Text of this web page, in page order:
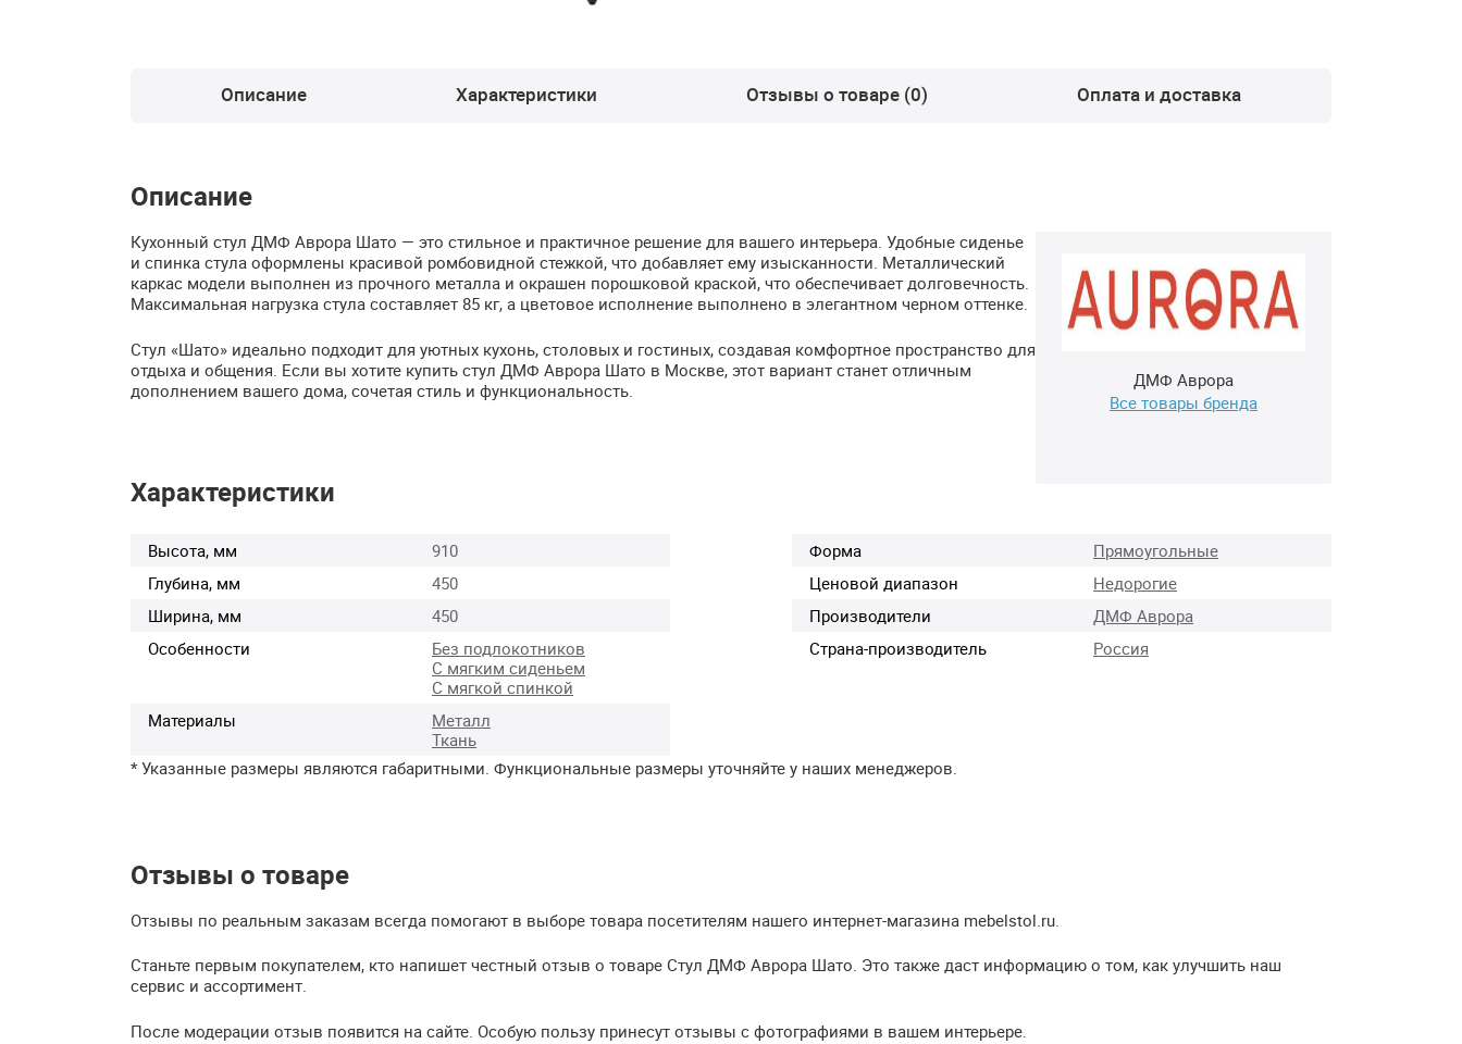
Описание Характеристики Отзывы о товаре (0) Оплата и доставка
Описание
ДМФ Аврора
Все товары бренда
Кухонный стул ДМФ Аврора Шато — это стильное и практичное решение для вашего интерьера. Удобные сиденье
и спинка стула оформлены красивой ромбовидной стежкой, что добавляет ему изысканности. Металлический
каркас модели выполнен из прочного металла и окрашен порошковой краской, что обеспечивает долговечность.
Максимальная нагрузка стула составляет 85 кг, а цветовое исполнение выполнено в элегантном черном оттенке.
Стул «Шато» идеально подходит для уютных кухонь, столовых и гостиных, создавая комфортное пространство для
отдыха и общения. Если вы хотите купить стул ДМФ Аврора Шато в Москве, этот вариант станет отличным
дополнением вашего дома, сочетая стиль и функциональность.
Характеристики
Высота, мм
910
Глубина, мм
450
Ширина, мм
450
Особенности
Без подлокотников
С мягким сиденьем
С мягкой спинкой
Материалы
Металл
Ткань
Форма
Прямоугольные
Ценовой диапазон
Недорогие
Производители
ДМФ Аврора
Страна-производитель
Россия
* Указанные размеры являются габаритными. Функциональные размеры уточняйте у наших менеджеров.
Отзывы о товаре
Отзывы по реальным заказам всегда помогают в выборе товара посетителям нашего интернет-магазина mebelstol.ru.
Станьте первым покупателем, кто напишет честный отзыв о товаре Стул ДМФ Аврора Шато. Это также даст информацию о том, как улучшить наш
сервис и ассортимент.
После модерации отзыв появится на сайте. Особую пользу принесут отзывы с фотографиями в вашем интерьере.